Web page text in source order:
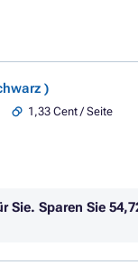
)
1,33 Cent / Seite
Sie. Sparen Sie